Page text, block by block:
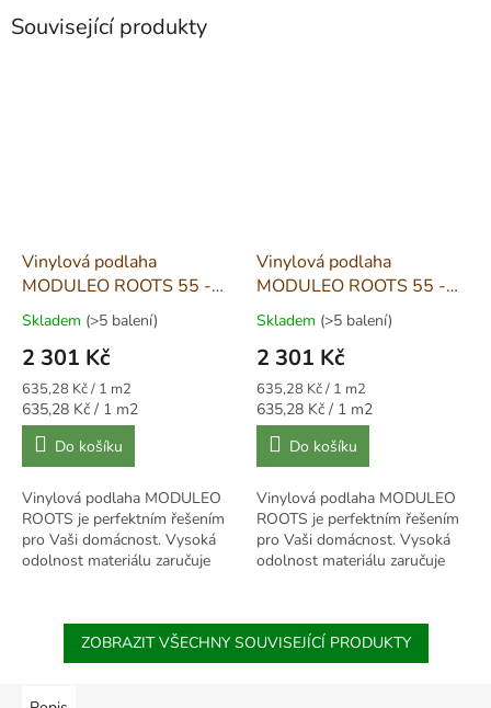
Související produkty
Vinylová podlaha
MODULEO ROOTS 55 -
Glyde Oak 22219
Skladem (>5 balení)
2 301 Kč
Měrná
cena:
635,28 Kč / 1 m2
Měrná
cena:
635,28 Kč / 1 m2
Do košíku
Vinylová podlaha MODULEO
ROOTS je perfektním řešením
pro Vaši domácnost. Vysoká
odolnost materiálu zaručuje
Vinylová podlaha
MODULEO ROOTS 55 -
Blackjack Oak 22246
Skladem (>5 balení)
2 301 Kč
Měrná
cena:
635,28 Kč / 1 m2
Měrná
cena:
635,28 Kč / 1 m2
Do košíku
Vinylová podlaha MODULEO
ROOTS je perfektním řešením
pro Vaši domácnost. Vysoká
odolnost materiálu zaručuje
ZOBRAZIT VŠECHNY SOUVISEJÍCÍ PRODUKTY